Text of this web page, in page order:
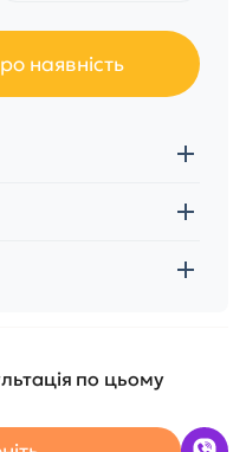
наявність
по цьому